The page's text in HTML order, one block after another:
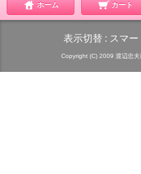
ホーム カート
表示切替 : スマ
Copyright (C) 2009 渡辺忠